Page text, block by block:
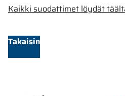
Kaikki suodattimet löydät
Takaisin